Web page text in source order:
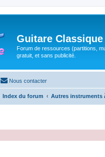
Guitare Classique
Forum de ressources (partitions,
gratuit, et sans publicité.
Nous contacter
Index du forum Autres instruments